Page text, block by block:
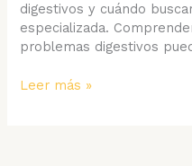
digestivos y cuándo
especializada.
problemas digestivos
Identificando
Leer más »